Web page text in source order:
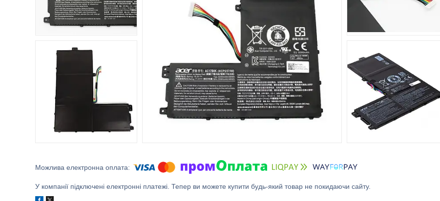
У компанії підключені електронні платежі. Тепер ви можете купити будь-який товар не покидаючи сайту.